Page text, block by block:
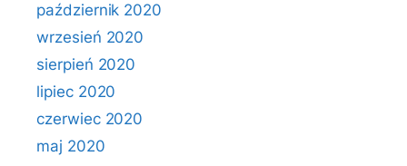
październik 2020
wrzesień 2020
sierpień 2020
lipiec 2020
czerwiec 2020
maj 2020